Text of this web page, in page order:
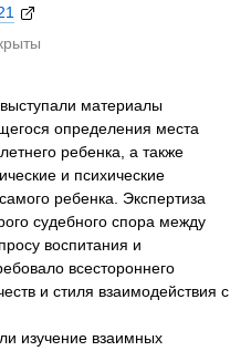
материалы
определения места
ребенка, а также
и психические
ребенка. Экспертиза
судебного спора между
воспитания и
всестороннего
и стиля взаимодействия с
изучение взаимных